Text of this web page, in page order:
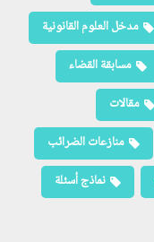
مدخل العلوم القانونية
مسابقة القضاء
مقالات
منازعات الضرائب
نماذج أسئلة